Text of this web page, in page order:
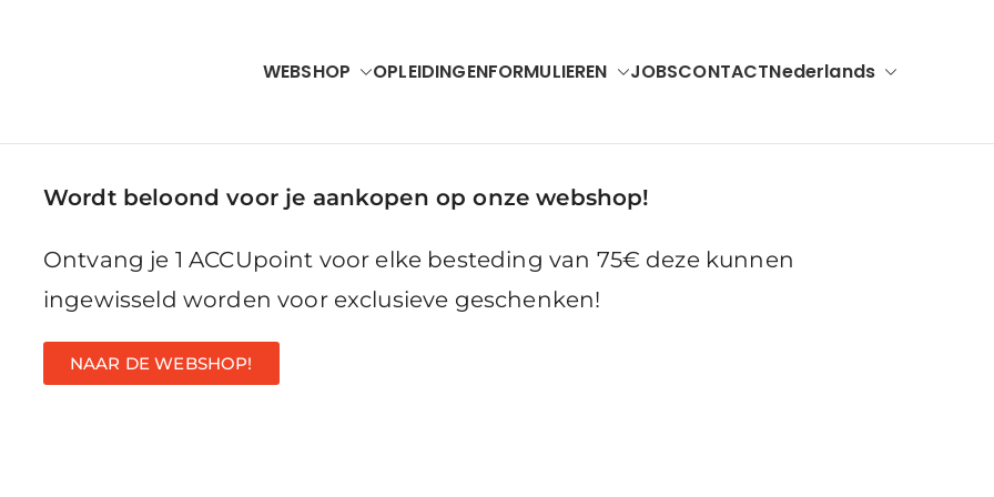
WEBSHOP OPLEIDINGENFORMULIEREN JOBSCONTACTNederlands
Wordt beloond voor je aankopen op onze webshop!
Ontvang je 1 ACCUpoint voor elke besteding van 75€ deze kunnen
ingewisseld worden voor exclusieve geschenken!
NAAR DE WEBSHOP!